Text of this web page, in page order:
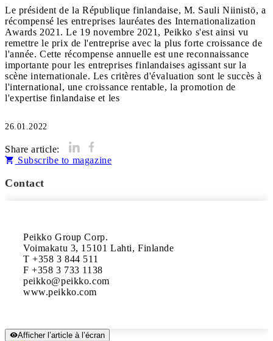
Le président de la République finlandaise, M. Sauli Niinistö, a
récompensé les entreprises lauréates des Internationalization
Awards 2021. Le 19 novembre 2021, Peikko s'est ainsi vu
remettre le prix de l'entreprise avec la plus forte croissance de
l'année. Cette récompense annuelle est une reconnaissance
importante pour les entreprises finlandaises agissant sur la
scène internationale. Les critères d'évaluation sont le succès à
l'international, une croissance rentable, la promotion de
26.01.2022
Share article:
Subscribe to magazine
Contact
Peikko Group Corp.
Voimakatu 3, 15101 Lahti, Finlande
T +358 3 844 511
F +358 3 733 1138
peikko@peikko.com
Afficher l’article à l’écran